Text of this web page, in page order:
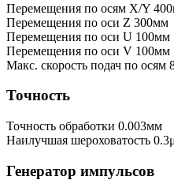
Перемещения по осям X/Y
Перемещения по оси Z 300мм
Перемещения по оси U 100мм
Перемещения по оси V 100мм
Макс. скорость подач по осям
Точность
Точность обработки 0.003мм
Наилучшая шероховатость
Генератор импульсов